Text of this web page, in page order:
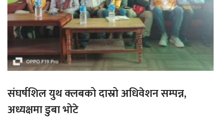
संघर्षशिल युथ क्लबको दास्रो अधिवेशन सम्पन्न,
अध्यक्षमा डुबा भोटे